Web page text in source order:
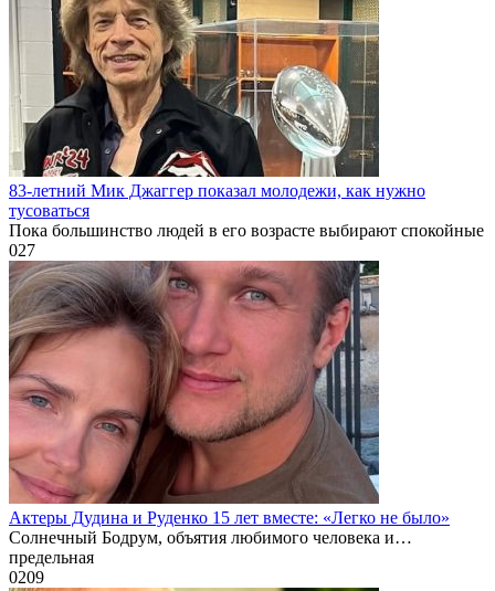
83-летний Мик Джаггер показал молодежи, как нужно
тусоваться
Пока большинство людей в его возрасте выбирают спокойные
027
Актеры Дудина и Руденко 15 лет вместе: «Легко не было»
Солнечный Бодрум, объятия любимого человека и…
предельная
0209